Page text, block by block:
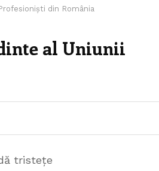
din România
al Uniunii
tristețe